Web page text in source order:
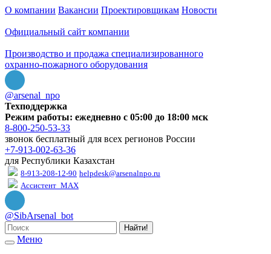
О компании Вакансии Проектировщикам Новости
Официальный сайт компании
Производство и продажа специализированного
охранно-пожарного оборудования
@arsenal_npo
Техподдержка
Режим работы: ежедневно с 05:00 до 18:00 мск
8-800-250-53-33
звонок бесплатный для всех регионов России
+7-913-002-63-36
для Республики Казахстан
8-913-208-12-90 helpdesk@arsenalnpo.ru
Ассистент_MAX
@SibArsenal_bot
Найти!
Меню